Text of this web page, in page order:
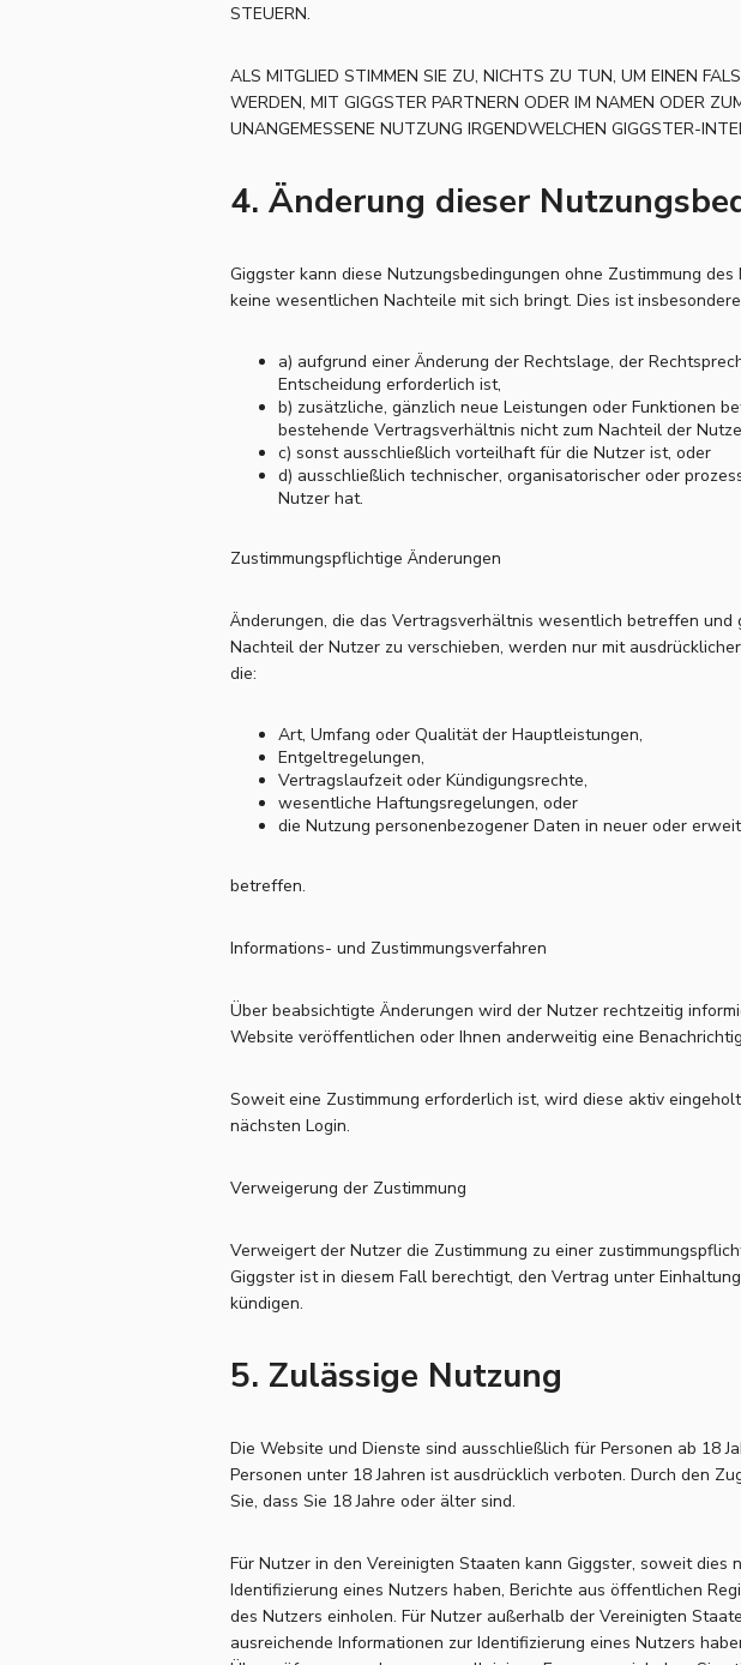
STEUERN.
ALS MITGLIED STIMMEN SIE ZU, NICHTS ZU TUN, UM EINEN
WERDEN, MIT GIGGSTER PARTNERN ODER IM NAMEN ODER
UNANGEMESSENE NUTZUNG IRGENDWELCHEN GIGGSTER-
4. Änderung dieser
Giggster kann diese Nutzungsbedingungen ohne Zustimmung
keine wesentlichen Nachteile mit sich bringt. Dies ist
a) aufgrund einer Änderung der Rechtslage, der
Entscheidung erforderlich ist,
b) zusätzliche, gänzlich neue Leistungen oder Funktionen
bestehende Vertragsverhältnis nicht zum Nachteil der
c) sonst ausschließlich vorteilhaft für die Nutzer ist, oder
d) ausschließlich technischer, organisatorischer oder
Nutzer hat.
Zustimmungspflichtige Änderungen
Änderungen, die das Vertragsverhältnis wesentlich betreffen
Nachteil der Nutzer zu verschieben, werden nur mit
die:
Art, Umfang oder Qualität der Hauptleistungen,
Entgeltregelungen,
Vertragslaufzeit oder Kündigungsrechte,
wesentliche Haftungsregelungen, oder
die Nutzung personenbezogener Daten in neuer oder
betreffen.
Informations- und Zustimmungsverfahren
Über beabsichtigte Änderungen wird der Nutzer rechtzeitig
Website veröffentlichen oder Ihnen anderweitig eine
Soweit eine Zustimmung erforderlich ist, wird diese aktiv
nächsten Login.
Verweigerung der Zustimmung
Verweigert der Nutzer die Zustimmung zu einer
Giggster ist in diesem Fall berechtigt, den Vertrag unter
kündigen.
5. Zulässige Nutzung
Die Website und Dienste sind ausschließlich für Personen ab 18
Personen unter 18 Jahren ist ausdrücklich verboten. Durch den
Sie, dass Sie 18 Jahre oder älter sind.
Für Nutzer in den Vereinigten Staaten kann Giggster, soweit
Identifizierung eines Nutzers haben, Berichte aus öffentlichen
des Nutzers einholen. Für Nutzer außerhalb der Vereinigten
ausreichende Informationen zur Identifizierung eines Nutzers